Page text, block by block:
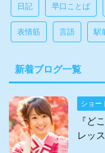
日記 早口ことば
表情筋 言語 駅
新着ブログ一覧
ショー
『ど
レッス